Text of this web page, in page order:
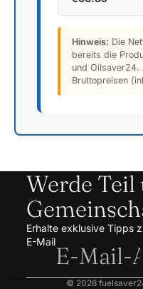
Hinweis: Die
bereits die
und Oilsaver24.
Bruttopreisen
Werde Teil
Erhalte exklusive Tipps
E-Mail
© 2026
AGB
Versand
Impressum
Kontaktinformationen
Widerrufsrecht